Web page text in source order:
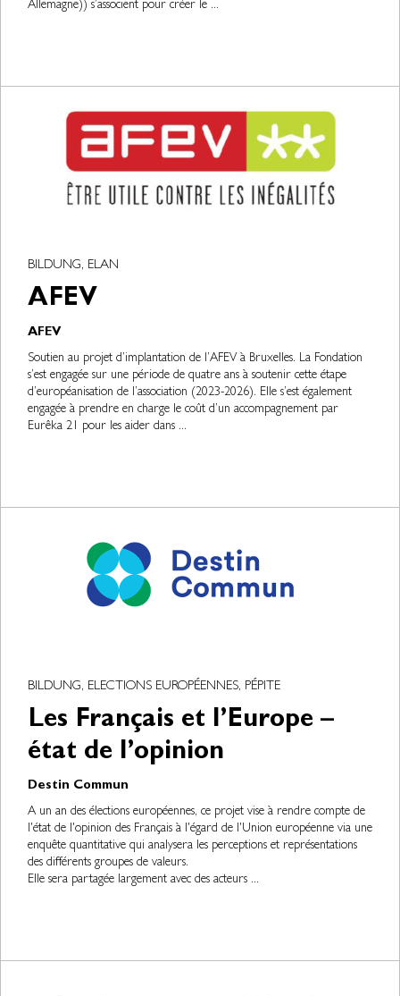
Allemagne)) s’associent pour créer le ...
BILDUNG, ELAN
AFEV
AFEV
Soutien au projet d’implantation de l’AFEV à Bruxelles. La Fondation
s’est engagée sur une période de quatre ans à soutenir cette étape
d’européanisation de l’association (2023-2026). Elle s’est également
engagée à prendre en charge le coût d’un accompagnement par
Eurêka 21 pour les aider dans ...
BILDUNG, ELECTIONS EUROPÉENNES, PÉPITE
Les Français et l’Europe –
état de l’opinion
Destin Commun
A un an des élections européennes, ce projet vise à rendre compte de
l'état de l'opinion des Français à l'égard de l'Union européenne via une
enquête quantitative qui analysera les perceptions et représentations
des différents groupes de valeurs.
Elle sera partagée largement avec des acteurs ...